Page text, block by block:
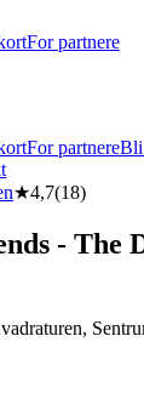
For partnere
For partnereBli
★4,7(18)
- The